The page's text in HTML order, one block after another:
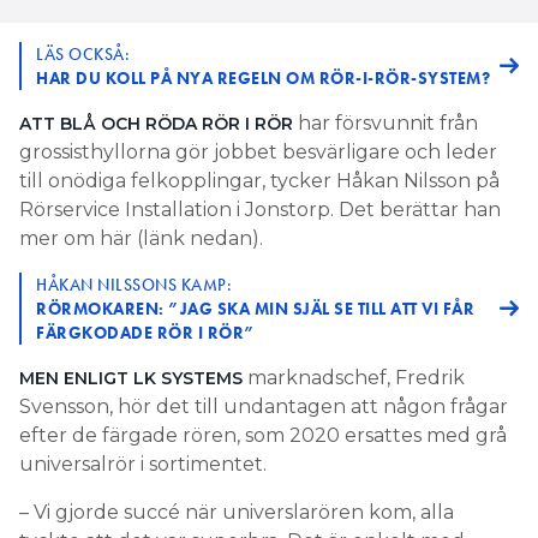
LÄS OCKSÅ:
HAR DU KOLL PÅ NYA REGELN OM RÖR-I-RÖR-SYSTEM?
ATT BLÅ OCH RÖDA RÖR I RÖR har försvunnit från
grossisthyllorna gör jobbet besvärligare och leder
till onödiga felkopplingar, tycker Håkan Nilsson på
Rörservice Installation i Jonstorp. Det berättar han
mer om här (länk nedan).
HÅKAN NILSSONS KAMP:
RÖRMOKAREN: ”JAG SKA MIN SJÄL SE TILL ATT VI FÅR
FÄRGKODADE RÖR I RÖR”
MEN ENLIGT LK SYSTEMS marknadschef, Fredrik
Svensson, hör det till undantagen att någon frågar
efter de färgade rören, som 2020 ersattes med grå
universalrör i sortimentet.
– Vi gjorde succé när universlarören kom, alla